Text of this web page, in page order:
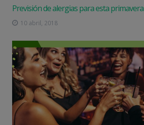
Previsión de alergias para esta primavera
10 abril, 2018